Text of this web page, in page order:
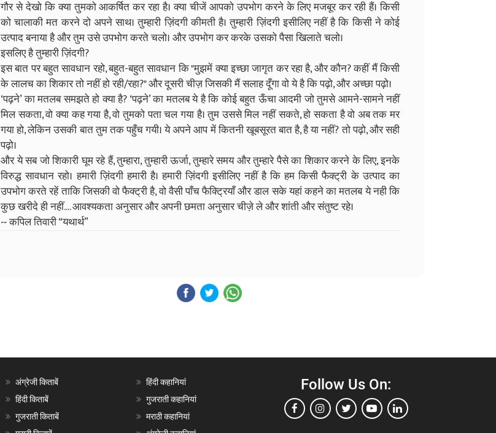
गौर से देखो कि क्या तुमको आकर्षित कर रहा है। क्या चीजें आपको उपभोग करने के लिए मजबूर कर रही हैं। किसी
को चालाकी मत करने दो अपने साथ। तुम्हारी ज़िंदगी कीमती है। तुम्हारी ज़िंदगी इसीलिए नहीं है कि किसी ने कोई
उत्पाद बनाया है और तुम उसे उपभोग करते चलो। और उपभोग कर करके उसको पैसा खिलाते चलो।
इसलिए है तुम्हारी ज़िंदगी?
इस बात पर बहुत सावधान रहो, बहुत-बहुत सावधान कि "मुझमें क्या इच्छा जागृत कर रहा है, और कौन? कहीं मैं किसी
के लालच का शिकार तो नहीं हो रही/रहा?" और दूसरी चीज़ जिसकी मैं सलाह दूँगा वो ये है कि पढ़ो, और अच्छा पढ़ो।
‘पढ़ने’ का मतलब समझते हो क्या है? ‘पढ़ने’ का मतलब ये है कि कोई बहुत ऊँचा आदमी जो तुमसे आमने-सामने नहीं
मिल सकता, वो क्या कह गया है, वो तुमको पता चल गया है। तुम उससे मिल नहीं सकते, हो सकता है वो अब तक मर
गया हो, लेकिन उसकी बात तुम तक पहुँच गयी। ये अपने आप में कितनी खूबसूरत बात है, है या नहीं? तो पढ़ो, और सही
पढ़ो।
और ये सब जो शिकारी घूम रहे हैं, तुम्हारा, तुम्हारी ऊर्जा, तुम्हारे समय और तुम्हारे पैसे का शिकार करने के लिए, इनके
विरुद्ध सावधान रहो। हमारी ज़िंदगी हमारी है। हमारी ज़िंदगी इसीलिए नहीं है कि हम किसी फैक्ट्री के उत्पाद का
उपभोग करते रहें ताकि जिसकी वो फैक्ट्री है, वो वैसी पाँच फैक्ट्रियाँ और डाल सके यहां कहने का मतलब ये नही कि
कुछ खरीदे ही नहीं.... आवश्यकता अनुसार और अपनी छमता अनुसार चीज़े ले और शांती और संतुष्ट रहे।
~ कपिल तिवारी “यथार्थ”
अंग्रेजी किताबें
हिंदी किताबें
गुजराती किताबें
हिंदी कहानियां
गुजराती कहानियां
मराठी कहानियां
Follow Us On: